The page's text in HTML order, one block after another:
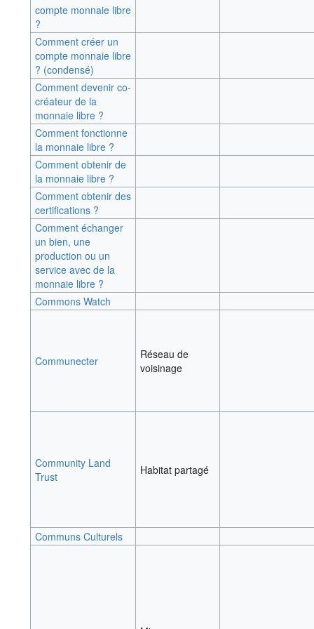
compte monnaie libre
?
Comment créer un
compte monnaie libre
? (condensé)
Comment devenir co-
créateur de la
monnaie libre ?
Comment fonctionne
la monnaie libre ?
Comment obtenir de
la monnaie libre ?
Comment obtenir des
certifications ?
Comment échanger
un bien, une
production ou un
service avec de la
monnaie libre ?
Commons Watch
Communecter
Réseau de
voisinage
Community Land
Trust
Habitat partagé
Communs Culturels